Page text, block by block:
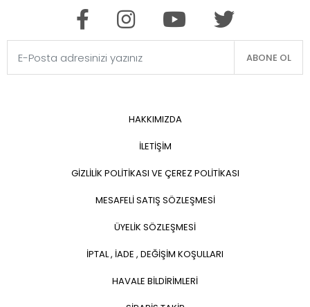
ABONE OL
HAKKIMIZDA
İLETİŞİM
GİZLİLİK POLİTİKASI VE ÇEREZ POLİTİKASI
MESAFELİ SATIŞ SÖZLEŞMESİ
ÜYELİK SÖZLEŞMESİ
İPTAL , İADE , DEĞİŞİM KOŞULLARI
HAVALE BİLDİRİMLERİ